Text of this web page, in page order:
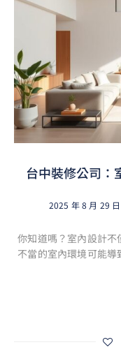
台中裝修公司：
2025 年 8 月 29 日
你知道嗎？室內設計不
不當的室內環境可能